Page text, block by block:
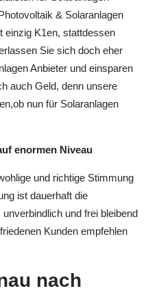
& Solaranlagen
einzig K1en, stattdessen
Sie sich doch eher
Anbieter und einsparen
auch Geld, denn unsere
nun für Solaranlagen
enormen Niveau
und richtige Stimmung
ist dauerhaft die
und frei bleibend
Kunden empfehlen
nach